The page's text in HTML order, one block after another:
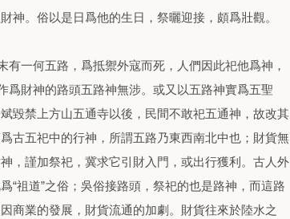
。俗以是日爲他的生日，祭曬迎接，頗爲壯觀。
一何五路，爲抵禦外寇而死，人們因此祀他爲神，
爲財神的路頭五路神無涉。或又以五路神實爲五聖
毀禁上方山五通寺以後，民間不敢祀五通神，故改其
古五祀中的行神，所謂五路乃東西南北中也；財貨無
，謹加祭祀，冀求它引財入門，或出行獲利。古人外
“祖道”之俗；吳俗接路頭，祭祀的也是路神，而這路
商業的發展，財貨流通的加劇。財貨往來於陸水之